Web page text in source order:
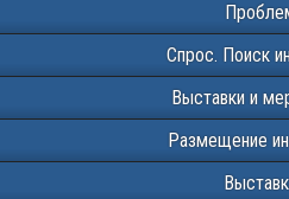
Спрос. Поиск
Выставки и
Размещение